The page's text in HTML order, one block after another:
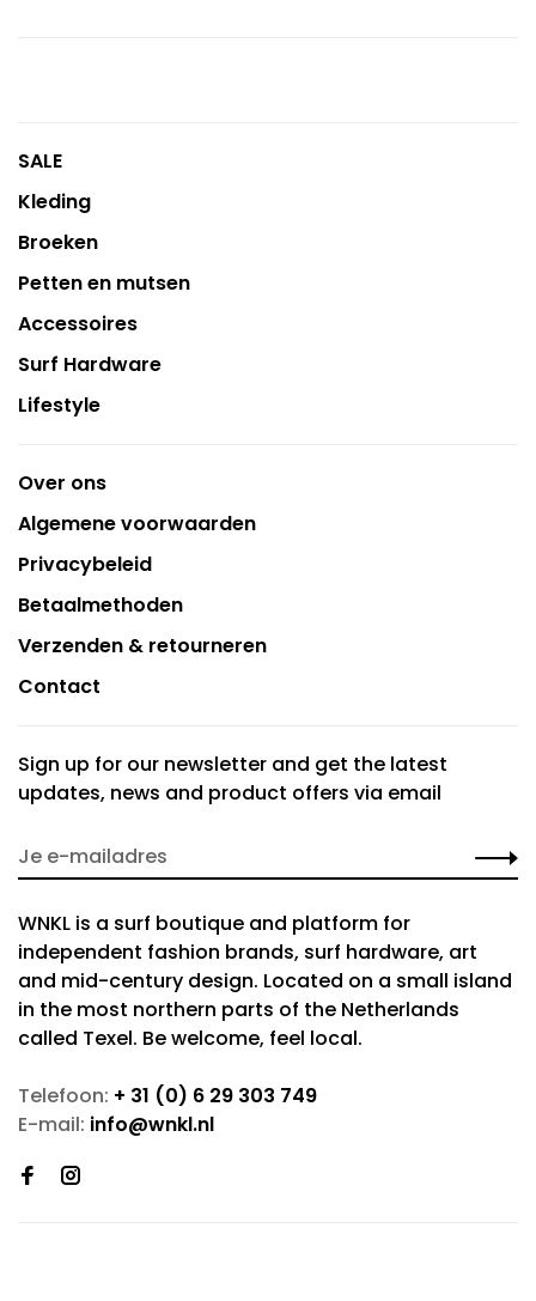
SALE
Kleding
Broeken
Petten en mutsen
Accessoires
Surf Hardware
Lifestyle
Over ons
Algemene voorwaarden
Privacybeleid
Betaalmethoden
Verzenden & retourneren
Contact
Sign up for our newsletter and get the latest
updates, news and product offers via email
WNKL is a surf boutique and platform for
independent fashion brands, surf hardware, art
and mid-century design. Located on a small island
in the most northern parts of the Netherlands
called Texel. Be welcome, feel local.
Telefoon: + 31 (0) 6 29 303 749
E-mail: info@wnkl.nl